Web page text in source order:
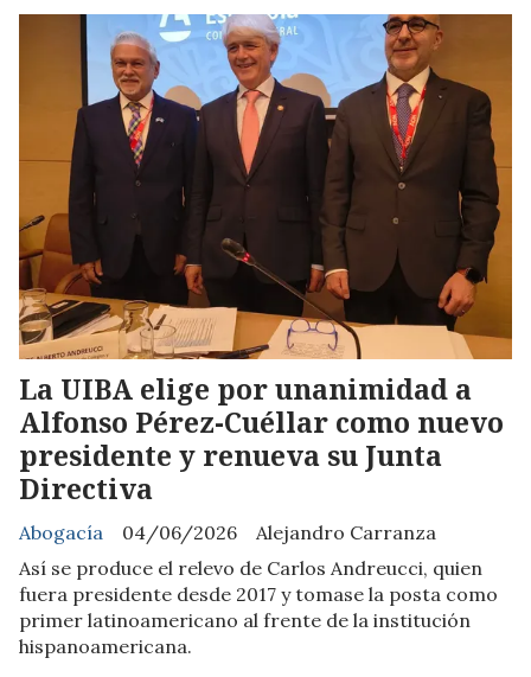
La UIBA elige por unanimidad a
Alfonso Pérez-Cuéllar como nuevo
presidente y renueva su Junta
Directiva
Alejandro Carranza
Abogacía
04/06/2026
Así se produce el relevo de Carlos Andreucci, quien
fuera presidente desde 2017 y tomase la posta como
primer latinoamericano al frente de la institución
hispanoamericana.